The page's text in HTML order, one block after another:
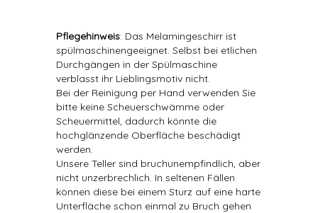
Pflegehinweis: Das Melamingeschirr ist
spülmaschinengeeignet. Selbst bei etlichen
Durchgängen in der Spülmaschine
verblasst ihr Lieblingsmotiv nicht.
Bei der Reinigung per Hand verwenden Sie
bitte keine Scheuerschwämme oder
Scheuermittel, dadurch könnte die
hochglänzende Oberfläche beschädigt
werden.
Unsere Teller sind bruchunempfindlich, aber
nicht unzerbrechlich. In seltenen Fällen
können diese bei einem Sturz auf eine harte
Unterfläche schon einmal zu Bruch gehen